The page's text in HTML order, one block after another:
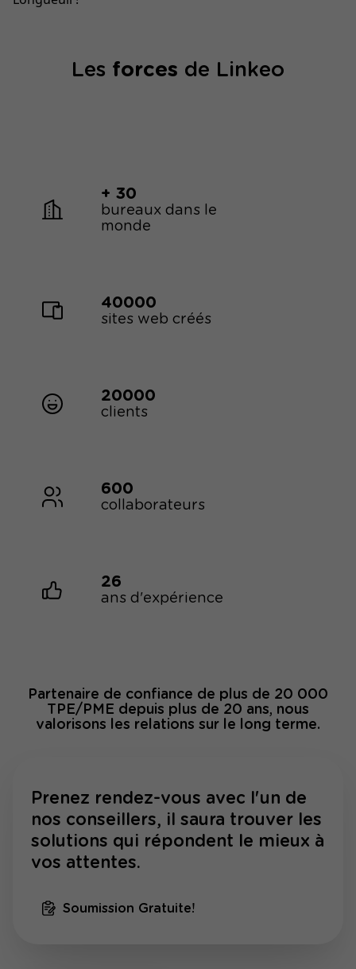
Les forces de Linkeo
+ 30
bureaux dans le
monde
40000
sites web créés
20000
clients
600
collaborateurs
26
ans d'expérience
Partenaire de confiance de plus de 20 000
TPE/PME depuis plus de 20 ans, nous
valorisons les relations sur le long terme.
Prenez rendez-vous avec l'un de
nos conseillers, il saura trouver les
solutions qui répondent le mieux à
vos attentes.
Soumission Gratuite!